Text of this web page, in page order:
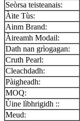
Seòrsa teisteanais:
Àite Tùs:
Ainm Brand:
Àireamh Modail:
Dath nan grìogagan:
Cruth Pearl:
Cleachdadh:
Pàigheadh:
MOQ:
Ùine lìbhrigidh ::
Meud: